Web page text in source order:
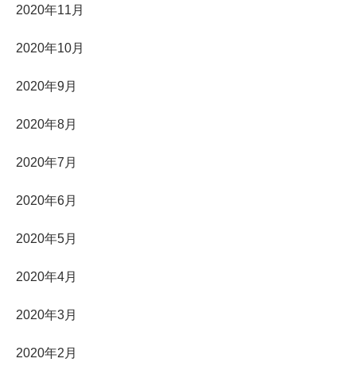
2020年11月
2020年10月
2020年9月
2020年8月
2020年7月
2020年6月
2020年5月
2020年4月
2020年3月
2020年2月